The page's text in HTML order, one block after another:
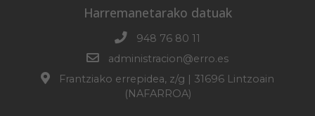
Harremanetarako datuak
948 76 80 11
administracion@erro.es
Frantziako errepidea, z/g | 31696 Lintzoain
(NAFARROA)